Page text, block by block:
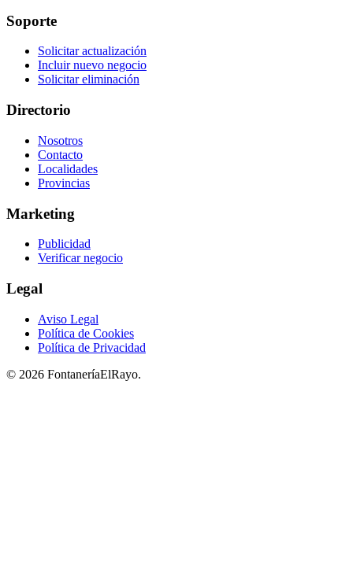
Soporte
Solicitar actualización
Incluir nuevo negocio
Solicitar eliminación
Directorio
Nosotros
Contacto
Localidades
Provincias
Marketing
Publicidad
Verificar negocio
Legal
Aviso Legal
Política de Cookies
Política de Privacidad
© 2026 FontaneríaElRayo.